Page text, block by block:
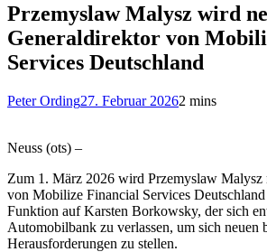
Przemyslaw Malysz wird
Generaldirektor von
Services Deutschland
Peter Ording27. Februar 20262 mins
Neuss (ots) –
Zum 1. März 2026 wird Przemyslaw Malysz
von Mobilize Financial Services
Funktion auf Karsten Borkowsky, der sich
Automobilbank zu verlassen, um sich neuen
Herausforderungen zu stellen.